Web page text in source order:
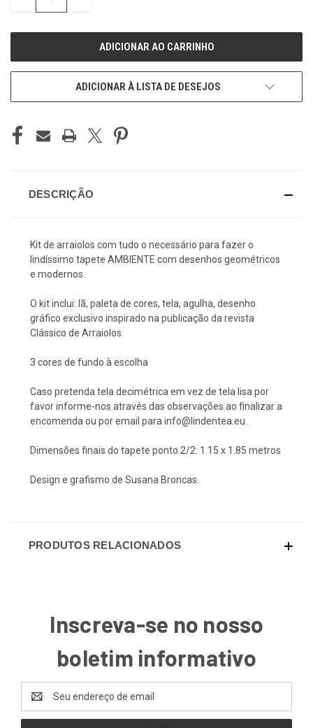
ADICIONAR À LISTA DE DESEJOS
DESCRIÇÃO
Kit de arraiolos com tudo o necessário para fazer o
lindíssimo tapete AMBIENTE com desenhos geométricos
e modernos.
O kit inclui: lã, paleta de cores, tela, agulha, desenho
gráfico exclusivo inspirado na publicação da revista
Clássico de Arraiolos.
3 cores de fundo à escolha
Caso pretenda tela decimétrica em vez de tela lisa por
favor informe-nos através das observações ao finalizar a
encomenda ou por email para info@lindentea.eu.
Dimensões finais do tapete ponto 2/2: 1.15 x 1.85 metros
Design e grafismo de Susana Broncas.
PRODUTOS RELACIONADOS
Inscreva-se no nosso
boletim informativo
de
email